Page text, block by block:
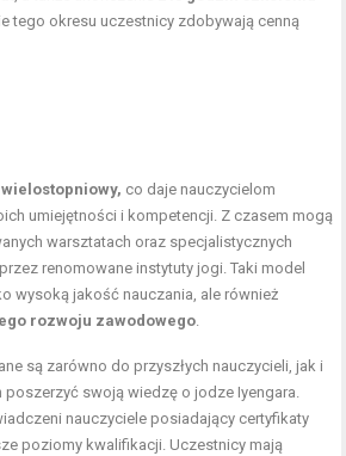
tego okresu uczestnicy zdobywają cenną
co daje nauczycielom
umiejętności i kompetencji. Z czasem mogą
warsztatach oraz specjalistycznych
renomowane instytuty jogi. Taki model
wysoką jakość nauczania, ale również
rozwoju zawodowego.
są zarówno do przyszłych nauczycieli, jak i
swoją wiedzę o jodze Iyengara.
nauczyciele posiadający certyfikaty
poziomy kwalifikacji. Uczestnicy mają